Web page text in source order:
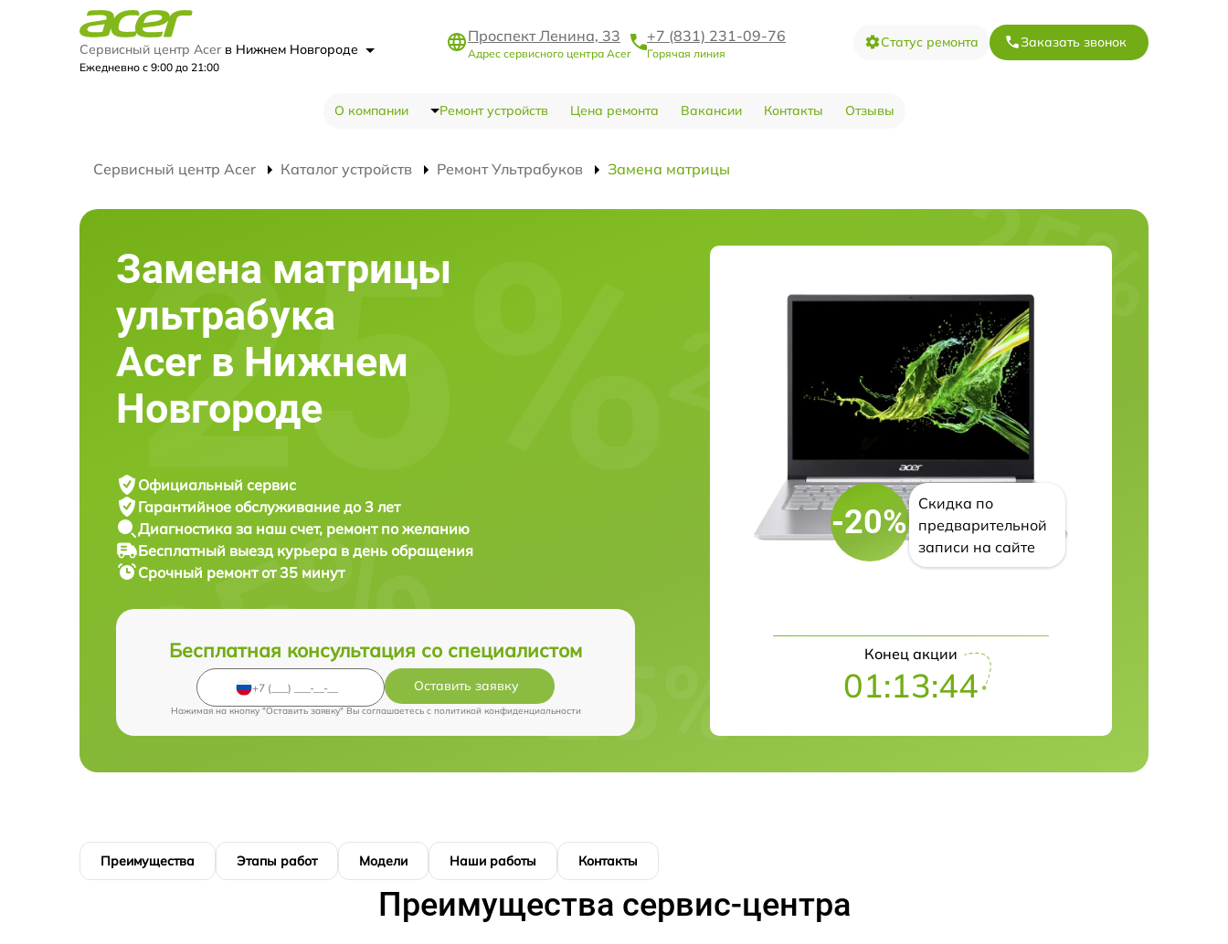
Сервисный центр Acer в Нижнем Новгороде
Ежедневно с 9:00 до 21:00
Проспект Ленина, 33
Адрес сервисного центра Acer
+7 (831) 231-09-76
Горячая линия
Статус ремонта Заказать звонок
О компании Ремонт устройств Цена ремонта Вакансии Контакты Отзывы
Сервисный центр Acer Каталог устройств Ремонт Ультрабуков Замена матрицы
Замена матрицы
ультрабука
Acer в Нижнем
Новгороде
Официальный сервис
Гарантийное обслуживание до 3 лет
Диагностика за наш счет, ремонт по желанию
Бесплатный выезд курьера в день обращения
Срочный ремонтот 35 минут
Бесплатная консультация со специалистом
Оставить заявку
Нажимая на кнопку "Оставить заявку" Вы соглашаетесь c политикой конфиденциальности
-20%
Скидка по
предварительной
записи на сайте
Конец акции
01:13:43
Преимущества Этапы работ Модели Наши работы Контакты
Преимущества сервис-центра